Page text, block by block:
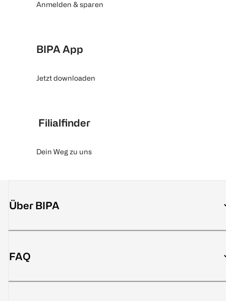
Anmelden & sparen
BIPA App
Jetzt downloaden
Filialfinder
Dein Weg zu uns
Über BIPA
FAQ